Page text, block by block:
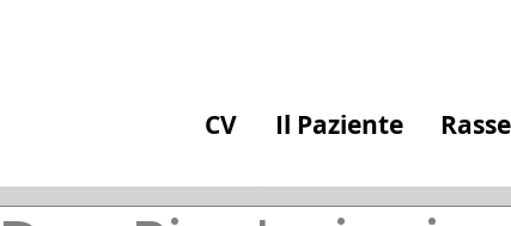
CV Il Paziente